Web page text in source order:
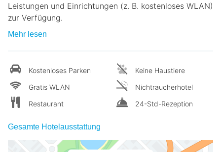
Leistungen und Einrichtungen (z. B. kostenloses WLAN)
zur Verfügung.
Mehr lesen
Kostenloses Parken
Gratis WLAN
Restaurant
Keine Haustiere
Nichtraucherhotel
24-Std-Rezeption
Gesamte Hotelausstattung